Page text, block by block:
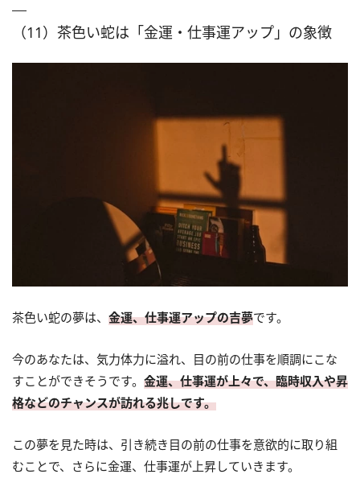
（11）茶色い蛇は「金運・仕事運アップ」の象徴
茶色い蛇の夢は、 金運、仕事運アップの吉夢です。
今のあなたは、気力体力に溢れ、目の前の仕事を順調にこな
すことができそうです。 金運、仕事運が上々で、臨時収入や昇
格などのチャンスが訪れる兆しです。
この夢を見た時は、引き続き目の前の仕事を意欲的に取り組
むことで、さらに金運、仕事運が上昇していきます。